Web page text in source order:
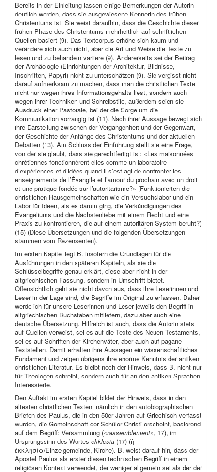
Bereits in der Einleitung lassen einige Bemerkungen der Autorin
deutlich werden, dass sie ausgewiesene Kennerin des frühen
Christentums ist. Sie weist daraufhin, dass die Geschichte dieser
frühen Phase des Christentums mehrheitlich auf schriftlichen
Quellen basiert (9). Das Textcorpus erhöhe sich kaum und
verändere sich auch nicht, aber die Art und Weise die Texte zu
lesen und zu behandeln variiere (9). Andererseits sei der Beitrag
der Archäologie (Einrichtungen der Architektur, Bildnisse,
Inschriften, Papyri) nicht zu unterschätzen (9). Sie vergisst nicht
darauf aufmerksam zu machen, dass man die christlichen Texte
nicht nur wegen ihres Informationsgehalts liest, sondern auch
wegen ihrer Techniken und Schreibstile, außerdem seien sie
Ausdruck einer Pastorale, bei der die Sorge um die
Kommunikation vorrangig ist (11). Nach ihrer Aussage bewegt sich
ihre Darstellung zwischen der Vergangenheit und der Gegenwart,
der Geschichte der Anfänge des Christentums und der aktuellen
Debatten (13). Am Schluss der Einführung stellt sie eine Frage,
von der sie glaubt, dass sie gerechtfertigt ist: «Les maisonnées
chrétiennes fonctionnèrent-elles comme un laboratoire
d’expériences et d’idées quand il s’est agi de confronter les
enseignements de l’Évangile et l’amour du prochain avec un droit
et une pratique fondée sur l’autoritarisme?» (Funktionierten die
christlichen Hausgemeinschaften wie ein Versuchslabor und ein
Labor für Ideen, als es darum ging, die Verkündigungen des
Evangeliums und die Nächstenliebe mit einem Recht und eine
Praxis zu konfrontieren, die auf einem autoritären System beruht?)
(15) (Diese Übersetzungen und die folgenden Übersetzungen
stammen vom Rezensenten).
Im ersten Kapitel legt B. insofern die Grundlagen für die
Ausführungen in den späteren Kapiteln, als sie die
Schlüsselbegriffe genau erklärt, diese aber nicht in der
altgriechischen Fassung, sondern in Umschrift bietet.
Offensichtlich geht sie nicht davon aus, dass ihre Leserinnen und
Leser in der Lage sind, die Begriffe im Original zu erfassen. Daher
werde ich für unsere Leserinnen und Leser jeweils den Begriff in
altgriechischen Buchstaben mitliefern, dazu aber auch eine
deutsche Übersetzung. Hilfreich ist auch, dass die Autorin stets
auf Quellen verweist, sei es auf die Texte des Neuen Testaments,
sei es auf Schriften der Kirchenväter, aber auch auf pagane
Textstellen. Damit erhalten ihre Aussagen ein wissenschaftliches
Fundament und zeigen übrigens ihre enorme Kenntnis der antiken
christlichen Literatur. Es bleibt noch der Hinweis, dass B. nicht nur
für Theologen schreibt, sondern auch für an den antiken Sprachen
Interessierte.
Den Auftakt im ersten Kapitel bildet der Hinweis, dass in den
ältesten christlichen Texten, nämlich in den autobiographischen
Briefen des Paulus, die in den 50er Jahren auf Griechisch verfasst
wurden, die Gemeinschaft der Schüler Christi erscheint, basierend
auf dem Begriff: Versammlung («rassemblement», 17), im
Ursprungssinn des Wortes ekklesia (17) (ἡ
ἐκκλησία/Einzelgemeinde, Kirche). B. weist darauf hin, dass der
Apostel Paulus als erster diesen technischen Begriff in einem
religiösen Kontext verwendet, der weniger allgemein sei als der der